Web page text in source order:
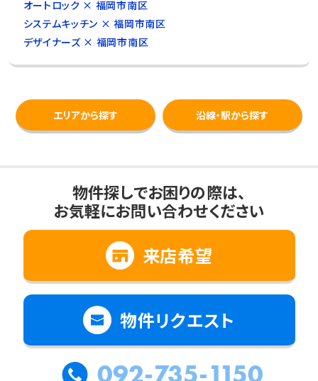
オートロック × 福岡市南区
システムキッチン × 福岡市南区
デザイナーズ × 福岡市南区
エリアから探す 沿線・駅から探す
物件探しでお困りの際は、
お気軽にお問い合わせください
来店希望
物件リクエスト